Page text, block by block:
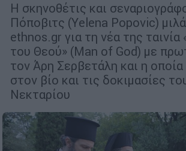
Η σκηνοθέτις και
Πόποβιτς (Υelena Popovic)
ethnos.gr για τη νέα της
του Θεού» (Μan of God) με
τον Άρη Σερβετάλη και η οποία
στον βίο και τις δοκιμασίες
Νεκταρίου